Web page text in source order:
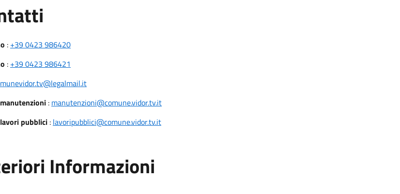
: +39 0423 986420
: +39 0423 986421
: manutenzioni@comune.vidor.tv.it
pubblici: lavoripubblici@comune.vidor.tv.it
Informazioni